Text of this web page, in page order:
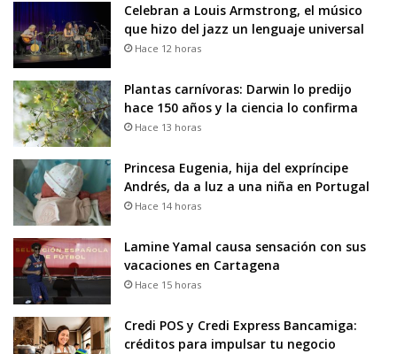
Celebran a Louis Armstrong, el músico
que hizo del jazz un lenguaje universal
Hace 12 horas
Plantas carnívoras: Darwin lo predijo
hace 150 años y la ciencia lo confirma
Hace 13 horas
Princesa Eugenia, hija del expríncipe
Andrés, da a luz a una niña en Portugal
Hace 14 horas
Lamine Yamal causa sensación con sus
vacaciones en Cartagena
Hace 15 horas
Credi POS y Credi Express Bancamiga:
créditos para impulsar tu negocio